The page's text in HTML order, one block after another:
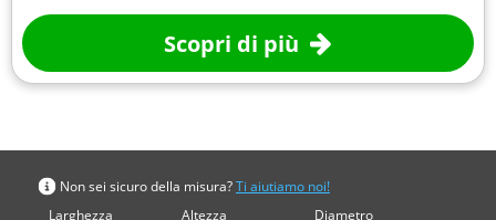
Scopri di più
Non sei sicuro della misura?Ti aiutiamo noi!
Larghezza
Altezza Diametro